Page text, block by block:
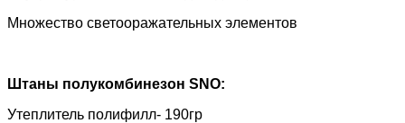
Множество светооражательных элементов
Штаны полукомбинезон SNO:
Утеплитель полифилл- 190гр